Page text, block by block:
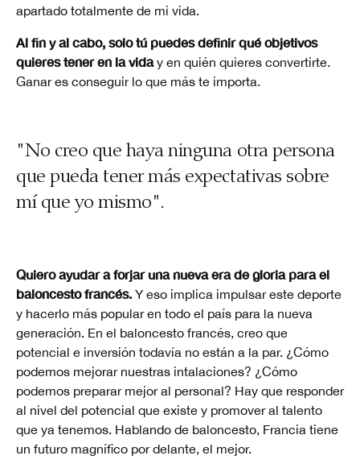
apartado totalmente de mi vida.
Al fin y al cabo, solo tú puedes definir qué objetivos
quieres tener en la viday en quién quieres convertirte.
Ganar es conseguir lo que más te importa.
"No creo que haya ninguna otra persona
que pueda tener más expectativas sobre
mí que yo mismo".
Quiero ayudar a forjar una nueva era de gloria para el
baloncesto francés. Y eso implica impulsar este deporte
y hacerlo más popular en todo el país para la nueva
generación. En el baloncesto francés, creo que
potencial e inversión todavía no están a la par. ¿Cómo
podemos mejorar nuestras intalaciones? ¿Cómo
podemos preparar mejor al personal? Hay que responder
al nivel del potencial que existe y promover al talento
que ya tenemos. Hablando de baloncesto, Francia tiene
un futuro magnífico por delante, el mejor.